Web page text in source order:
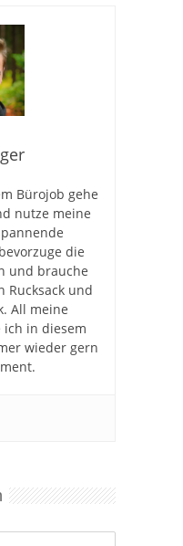
Bürojob gehe
nutze meine
die
und brauche
Rucksack und
All meine
ich in diesem
wieder gern